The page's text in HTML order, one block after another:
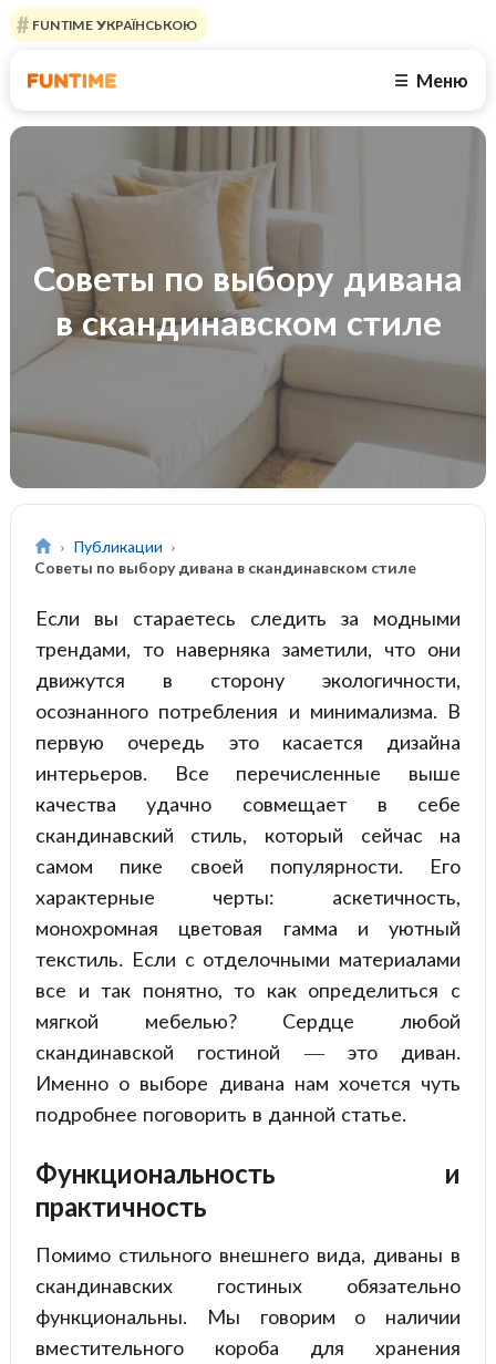
FUNTIME УКРАЇНСЬКОЮ
☰ Меню
Советы по выбору дивана
в скандинавском стиле
Публикации
Советы по выбору дивана в скандинавском стиле
Если вы стараетесь следить за модными
трендами, то наверняка заметили, что они
движутся в сторону экологичности,
осознанного потребления и минимализма. В
первую очередь это касается дизайна
интерьеров. Все перечисленные выше
качества удачно совмещает в себе
скандинавский стиль, который сейчас на
самом пике своей популярности. Его
характерные черты: аскетичность,
монохромная цветовая гамма и уютный
текстиль. Если с отделочными материалами
все и так понятно, то как определиться с
мягкой мебелью? Сердце любой
скандинавской гостиной — это диван.
Именно о выборе дивана нам хочется чуть
подробнее поговорить в данной статье.
Функциональность и
практичность
Помимо стильного внешнего вида, диваны в
скандинавских гостиных обязательно
функциональны. Мы говорим о наличии
вместительного короба для хранения